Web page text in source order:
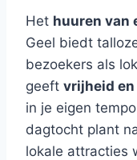
Het huuren van
Geel biedt
bezoekers als
geeft vrijheid
in je eigen
dagtocht plant
lokale attracties